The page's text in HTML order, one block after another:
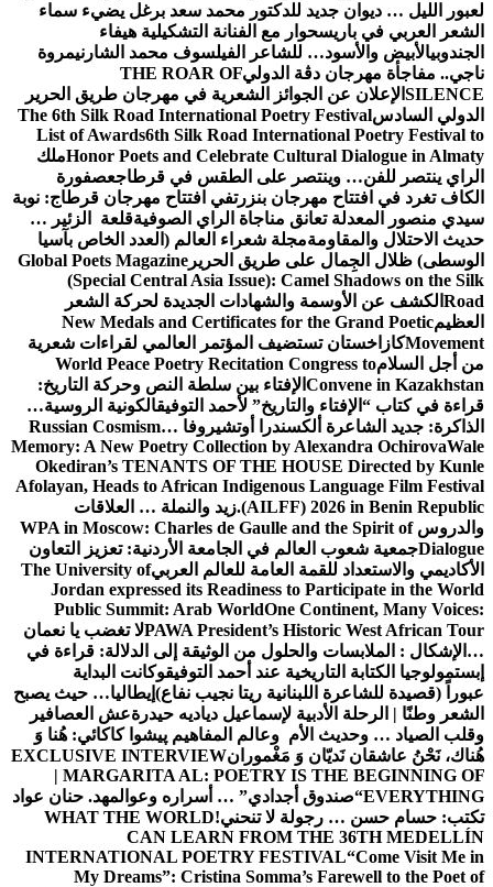
لعبور الليل … ديوان جديد للدكتور محمد سعد برغل يضيء سماء
الشعر العربي في باريسحوار مع الفنانة التشكيلية هيفاء
الجندوبيالأبيض والأسود… للشاعر الفيلسوف محمد الشارنيمروة
ناجي.. مفاجأة مهرجان دڨة الدوليTHE ROAR OF
SILENCE الإعلان عن الجوائز الشعرية في مهرجان طريق الحرير
الدولي السادسThe 6th Silk Road International Poetry Festival
List of Awards6th Silk Road International Poetry Festival to
Honor Poets and Celebrate Cultural Dialogue in Almatyملك
الراي ينتصر للفن… وينتصر على الطقس في قرطاجعصفورة
الكاف تغرد في افتتاح مهرجان بنزرتفي افتتاح مهرجان قرطاج: نوبة
سيدي منصور المعدلة تعانق مناجاة الراي الصوفيةقلعة الزئير …
حديث الاحتلال والمقاومةمجلة شعراء العالم (العدد الخاص بآسيا
الوسطى) ظلال الجِمال على طريق الحرير Global Poets Magazine
(Special Central Asia Issue): Camel Shadows on the Silk
Road الكشف عن الأوسمة والشهادات الجديدة لحركة الشعر
العظيمNew Medals and Certificates for the Grand Poetic
Movementكازاخستان تستضيف المؤتمر العالمي لقراءات شعرية
من أجل السلامWorld Peace Poetry Recitation Congress to
Convene in Kazakhstan الإفتاء بين سلطة النص وحركة التاريخ:
قراءة في كتاب “الإفتاء والتاريخ” لأحمد التوفيقالكونية الروسية…
الذاكرة: جديد الشاعرة ألكسندرا أوتشيروفا Russian Cosmism…
Memory: A New Poetry Collection by Alexandra OchirovaWale
Okediran’s TENANTS OF THE HOUSE Directed by Kunle
Afolayan, Heads to African Indigenous Language Film Festival
(AILFF) 2026 in Benin Republic. زيد والنملة … العلاقات
والدروسWPA in Moscow: Charles de Gaulle and the Spirit of
Dialogueجمعية شعوب العالم في الجامعة الأردنية: تعزيز التعاون
الأكاديمي والاستعداد للقمة العامة للعالم العربيThe University of
Jordan expressed its Readiness to Participate in the World
Public Summit: Arab WorldOne Continent, Many Voices:
PAWA President’s Historic West African Tourلا تغضب يا نعمان
…الإشكال : الملابسات والحلول من الوثيقة إلى الدلالة: قراءة في
إبستمولوجيا الكتابة التاريخية عند أحمد التوفيقوكانت البداية
عبوراً (قصيدة للشاعرة اللبنانية ريتا نجيب نفاع) إيطاليا… حيث يصبح
الشعر وطنًا | الرحلة الأدبية لإسماعيل دياديه حيدرةعش العصافير
وقلب الصياد … وحديث الأم وعالم المفاهيم پیشوا کاکائي: هُنا وَ
هُناك، نَحْنُ عاشقان نَديّان وَ مَغْمورانEXCLUSIVE INTERVIEW
| MARGARITA AL: POETRY IS THE BEGINNING OF
EVERYTHING“صندوق أجدادي” … أسراره وعوالمهد. حنان عواد
تكتب: حسام حسن … رجولة لا تنحني!WHAT THE WORLD
CAN LEARN FROM THE 36TH MEDELLÍN
INTERNATIONAL POETRY FESTIVAL“Come Visit Me in
My Dreams”: Cristina Somma’s Farewell to the Poet of